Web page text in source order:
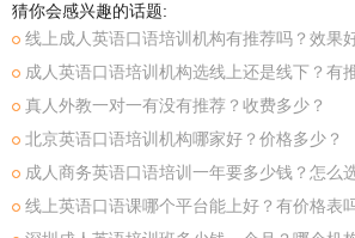
猜你会感兴趣的话题:
线上成人英语口语培训机构有推荐吗？效果
成人英语口语培训机构选线上还是线下？有
真人外教一对一有没有推荐？收费多少？
北京英语口语培训机构哪家好？价格多少？
成人商务英语口语培训一年要多少钱？怎么
线上英语口语课哪个平台能上好？有价格表